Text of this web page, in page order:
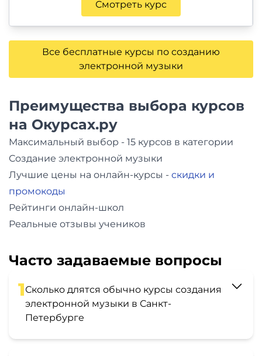
Смотреть курс
Все бесплатные курсы по созданию
электронной музыки
Преимущества выбора курсов
на Окурсах.ру
Максимальный выбор - 15 курсов в категории
Создание электронной музыки
Лучшие цены на онлайн-курсы - скидки и
промокоды
Рейтинги онлайн-школ
Реальные отзывы учеников
Часто задаваемые вопросы
1Сколько длятся обычно курсы создания
электронной музыки в Санкт-
Петербурге